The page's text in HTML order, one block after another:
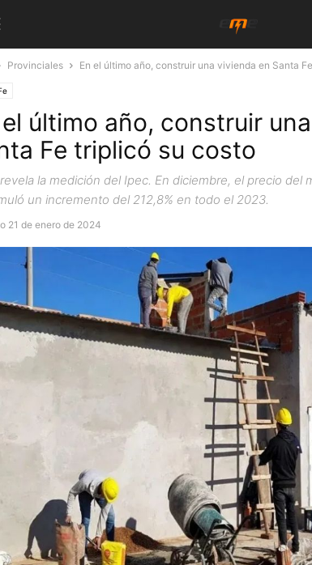
Provinciales En el último año, construir una vivienda en Santa
el último año, construir
Fe triplicó su costo
la medición del Ipec. En diciembre, el precio del
un incremento del 212,8% en todo el 2023.
21 de enero de 2024